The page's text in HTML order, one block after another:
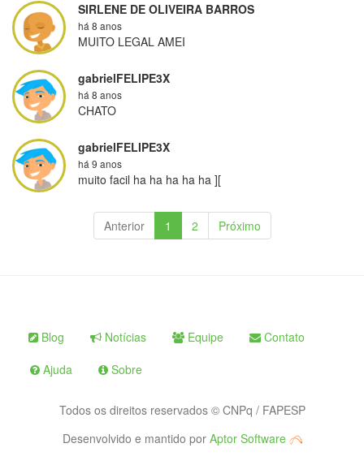
SIRLENE DE OLIVEIRA BARROS
há 8 anos
MUITO LEGAL AMEI
gabrielFELIPE3X
há 8 anos
CHATO
gabrielFELIPE3X
há 9 anos
muito facil ha ha ha ha ha ][
Anterior 1 2 Próximo
Blog Notícias Equipe
Contato
Ajuda
Sobre
Todos os direitos reservados © CNPq / FAPESP
Desenvolvido e mantido por Aptor Software